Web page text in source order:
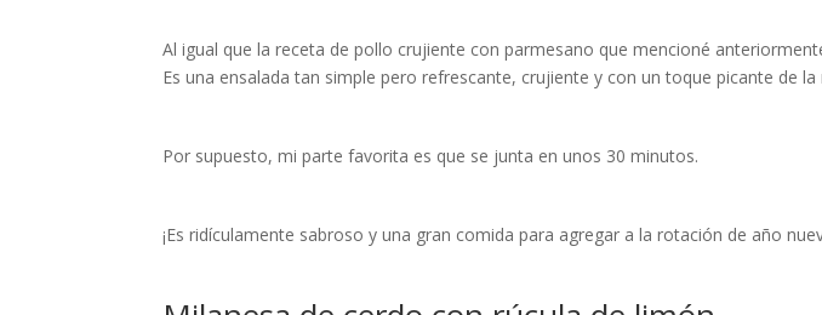
Al igual que la receta de pollo crujiente con parmesano que mencioné
Es una ensalada tan simple pero refrescante, crujiente y con un toque picante de
Por supuesto, mi parte favorita es que se junta en unos 30 minutos.
¡Es ridículamente sabroso y una gran comida para agregar a la rotación de año